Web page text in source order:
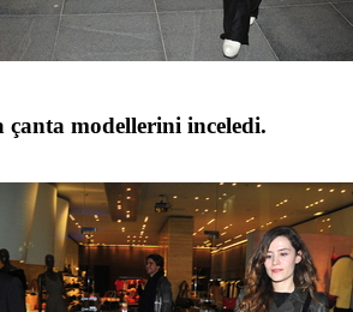
çanta modellerini inceledi.